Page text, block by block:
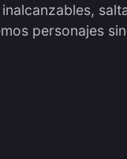
personajes